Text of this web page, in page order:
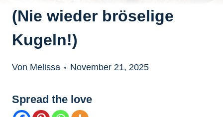
(Nie wieder bröselige
Kugeln!)
Von Melissa November 21, 2025
Spread the love